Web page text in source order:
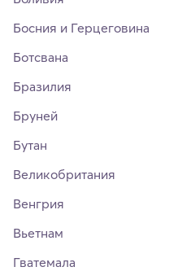
Босния и Герцеговина
Ботсвана
Бразилия
Бруней
Бутан
Великобритания
Венгрия
Вьетнам
Гватемала